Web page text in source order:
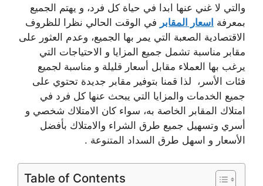
والتي لا غني عنها ابدا في حياة كل فرد، و يهتم الجميع
بمعرفة اسعار المقابر في الوقت الحالي نظرا للظروف
الاقتصادية الصعبة التي يمر بها الجميع، وعدم العثور على
مقابر مناسبة تشمل جميع المزايا و الاحتياجات التي
يرغب بها العملاء مقابل أسعار قليلة و مناسبة لجميع
فئات الأسر، لذا قمنا بتوفير مقابر جديدة تحتوي على
جميع الخدمات والمزايا التي يبحث عنها كل فرد في
امتلاك المقابر الخاصة به، سواء كان الامتلاك شخصي و
أسري وتسهيل جميع طرق الشراء والامتلاك بأفضل
الأسعار و اسهل طرق السداد المتنوعة .
Table of Contents